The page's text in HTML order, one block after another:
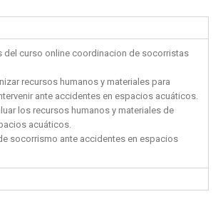
del curso online coordinacion de socorristas
recursos humanos y materiales para
ante accidentes en espacios acuáticos.
los recursos humanos y materiales de
acuáticos.
socorrismo ante accidentes en espacios